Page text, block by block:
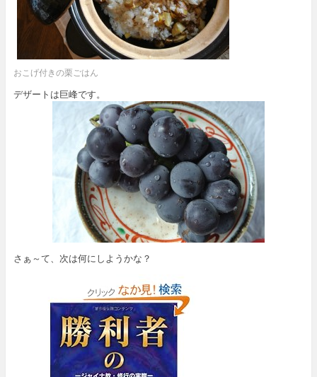
おこげ付きの栗ごはん
デザートは巨峰です。
さぁ～て、次は何にしようかな？